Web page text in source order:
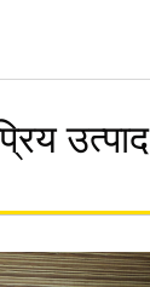
उत्पाद